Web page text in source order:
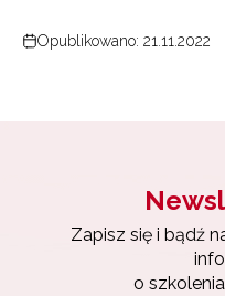
Opublikowano: 21.11.2022
Zapisz się i bądź
o